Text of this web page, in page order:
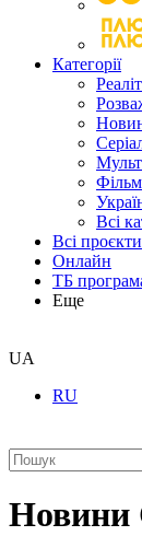
Категорії
Всі
Всі проєкти
Онлайн
ТБ
Еще
UA
RU
Новини